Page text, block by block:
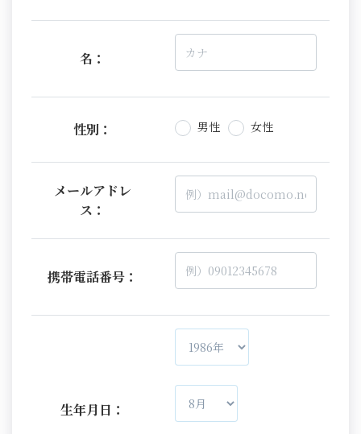
名：
性別： 男性 女性
メールアドレ
ス：
携帯電話番号：
生年月日：